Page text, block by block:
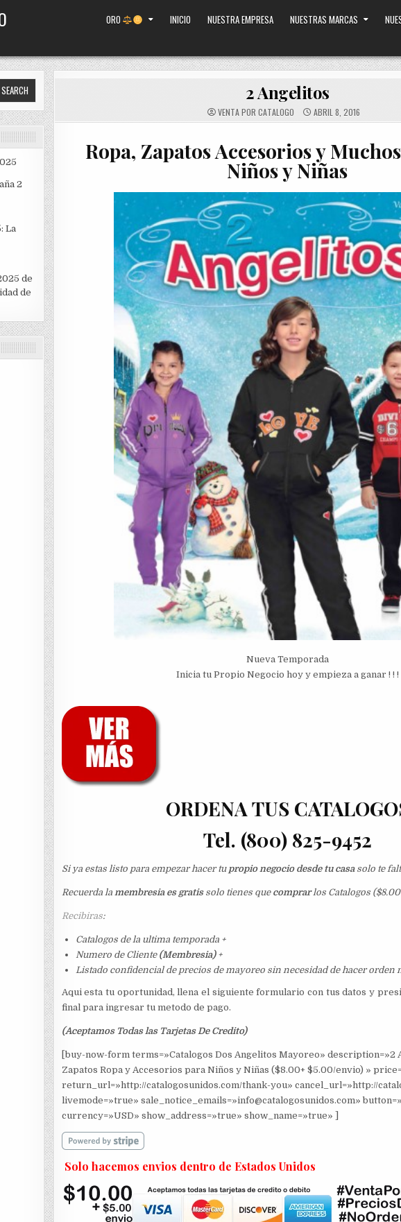
ORO INICIO NUESTRA EMPRESA NUESTRAS MARCAS
2
La
de
de
2 Angelitos
VENTA POR CATALOGO ABRIL 8, 2016
Ropa, Zapatos Accesorios y
Niños y Niñas
Nueva Temporada
Inicia tu Propio Negocio hoy y empieza a ganar ! ! !
ORDENA TUS
Tel. (800) 825-9452
Si ya estas listo para empezar hacer tu propio negocio desde tu casasolo te
Recuerda la membresia es gratissolo tienes que comprarlos Catalogos
Recibiras:
Catalogos de la ultima temporada +
Numero de Cliente (Membresia)+
Listado confidencial de precios de mayoreo sin necesidad de hacer orden
Aqui esta tu oportunidad, llena el siguiente formulario con tus datos y
final para ingresar tu metodo de pago.
(Aceptamos Todas las Tarjetas De Credito)
[buy-now-form terms=»Catalogos Dos Angelitos Mayoreo» description=»2
Zapatos Ropa y Accesorios para Niños y Niñas ($8.00+ $5.00/envio) »
return_url=»http://catalogosunidos.com/thank-you» cancel_url=»http://
livemode=»true» sale_notice_emails=»info@catalogosunidos.com»
currency=»USD» show_address=»true» show_name=»true» ]
Solo hacemos envios dentro de Estados Unidos